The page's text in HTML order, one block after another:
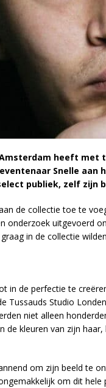
heeft
Snelle aan
publiek, zelf zijn
de collectie toe te
onderzoek uitgevoerd
in de collectie
in de perfectie te
Tussauds Studio
niet alleen
de kleuren van zijn
om zijn beeld te
om dit hele